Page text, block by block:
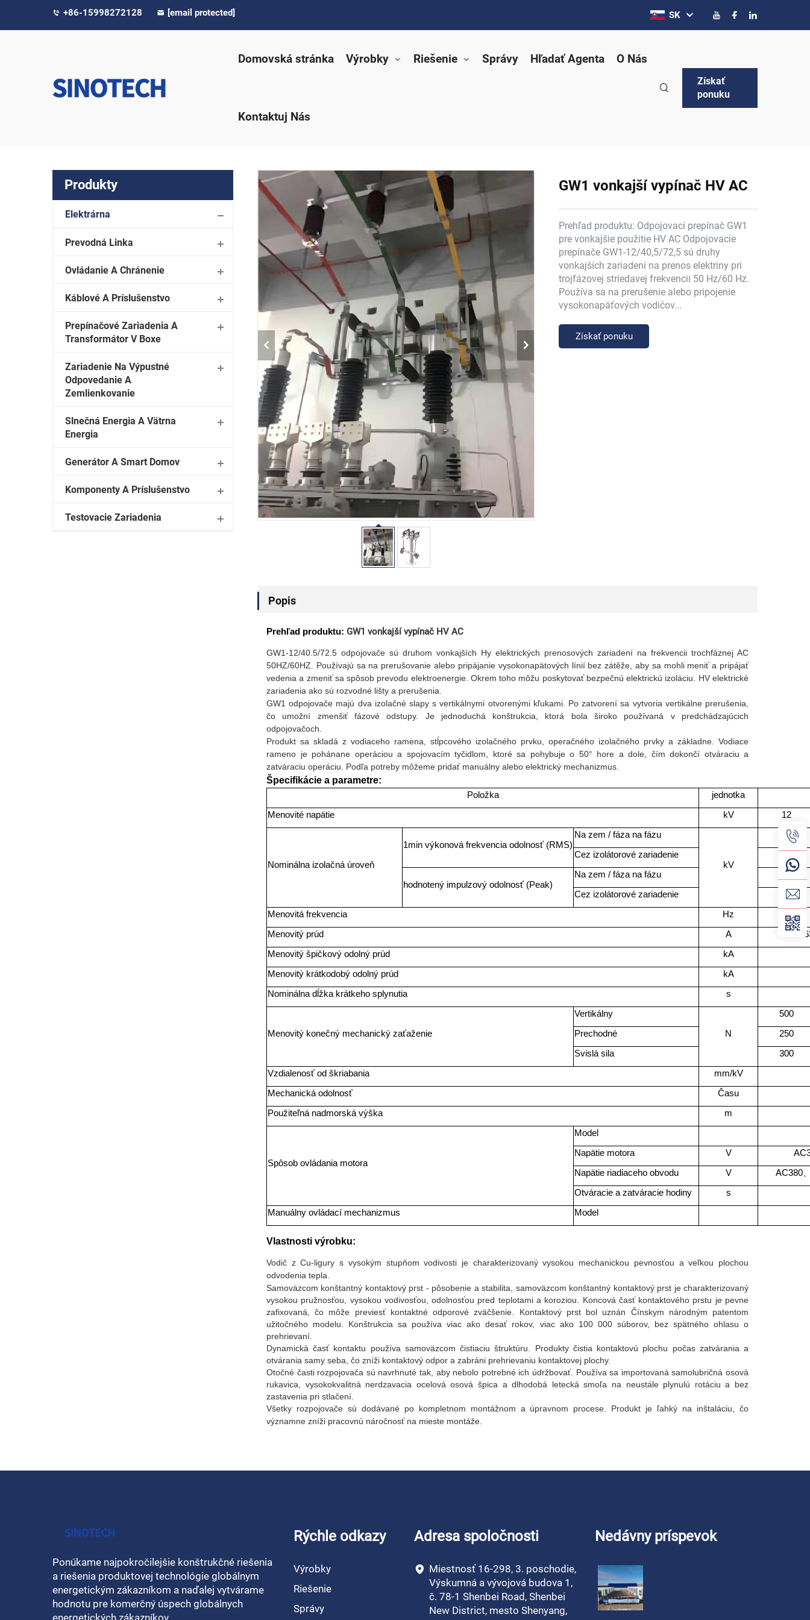
+86-15998272128 [email protected] SK
Domovská stránka Výrobky Riešenie Správy Hľadať Agenta O Nás
Kontaktuj Nás
Získať
ponuku
Produkty
Elektrárna
Prevodná Linka
Ovládanie A Chránenie
Káblové A Príslušenstvo
Prepínačové Zariadenia A
Transformátor V Boxe
Zariadenie Na Výpustné
Odpovedanie A
Zemlienkovanie
Slnečná Energia A Vätrna
Energia
Generátor A Smart Domov
Komponenty A Príslušenstvo
Testovacie Zariadenia
GW1 vonkajší vypínač HV AC
Prehľad produktu: Odpojovací prepínač GW1
pre vonkajšie použitie HV AC Odpojovacie
prepínače GW1-12/40,5/72,5 sú druhy
vonkajších zariadení na prenos elektriny pri
trojfázovej striedavej frekvencii 50 Hz/60 Hz.
Používa sa na prerušenie alebo pripojenie
vysokonapäťových vodičov...
Získať ponuku
Popis
Prehľad produktu: GW1 vonkajší vypínač HV AC
GW1-12/40.5/72.5 odpojovače sú druhom vonkajších Hy elektrických prenosových zariadení na frekvencii trochfáznej AC
50HZ/60HZ. Používajú sa na prerušovanie alebo pripájanie vysokonapätových línií bez zátěže, aby sa mohli meniť a pripájať
vedenia a zmeniť sa spôsob prevodu elektroenergie. Okrem toho môžu poskytovať bezpečnú elektrickú izoláciu. HV elektrické
zariadenia ako sú rozvodné lišty a prerušenia.
GW1 odpojovače majú dva izolačné slapy s vertikálnymi otvorenými kľukami. Po zatvorení sa vytvoria vertikálne prerušenia,
čo umožní zmenšiť fázové odstupy. Je jednoduchá konštrukcia, ktorá bola široko používaná v predchádzajúcich
odpojovačoch.
Produkt sa skladá z vodiaceho ramena, stĺpcového izolačného prvku, operačného izolačného prvkу a základne. Vodiace
rameno je pohánane operáciou a spojovacím tyčidlom, ktoré sa pohybuje o 50° hore a dole, čím dokončí otváraciu a
zatváraciu operáciu. Podľa potreby môžeme pridať manuálny alebo elektrický mechanizmus.
Špecifikácie a parametre:
Položka jednotka
Menovité napätie kV 12
Nominálna izolačná úroveň
1min výkonová frekvencia odolnosť (RMS)
Na zem / fáza na fázu
kV
55
Cez izolátorové zariadenie
hodnotený impulzový odolnosť (Peak)
Na zem / fáza na fázu 96
Cez izolátorové zariadenie 85
Menovitá frekvencia Hz
Menovitý prúd A
Menovitý špičkový odolný prúd kA
Menovitý krátkodobý odolný prúd kA
Nominálna dĺžka krátkeho splynutia s
Menovitý konečný mechanický zaťaženie
Vertikálny
N
500
Prechodné 250
Svislá sila 300
Vzdialenosť od škriabania mm/kV
Mechanická odolnosť Času
Použiteľná nadmorská výška m
Spôsob ovládania motora
Model
Napätie motora V
Napätie riadiaceho obvodu V AC380
Otváracie a zatváracie hodiny s
Manuálny ovládací mechanizmus Model
Vlastnosti výrobku:
Vodič z Cu-ligury s vysokým stupňom vodivosti je charakterizovaný vysokou mechanickou pevnosťou a veľkou plochou
odvodenia tepla.
Samoväzcom konštantný kontaktový prst - pôsobenie a stabilita, samoväzcom konštantný kontaktový prst je charakterizovaný
vysokou pružnosťou, vysokou vodivosťou, odolnosťou pred teplotami a koroziou. Koncová časť kontaktového prstu je pevne
zafixovaná, čo môže previesť kontaktné odporové zväčšenie. Kontaktový prst bol uznán Čínskym národným patentom
užitočného modelu. Konštrukcia sa používa viac ako desať rokov, viac ako 100 000 súborov, bez spätného ohlasu o
prehrievaní.
Dynamická časť kontaktu používa samoväzcom čistiaciu štruktúru. Produkty čistia kontaktovú plochu počas zatvárania a
otvárania samy seba, čo zníži kontaktový odpor a zabráni prehrievaniu kontaktovej plochy.
Otočné časti rozpojovača sú navrhnuté tak, aby nebolo potrebné ich údržbovať. Používa sa importovaná samolubričná osová
rukavica, vysokokvalitná nerdzavacia ocelová osová špica a dlhodobá letecká smoľa na neustále plynulú rotáciu a bez
zastavenia pri stlačení.
Všetky rozpojovače sú dodávané po kompletnom montážnom a úpravnom procese. Produkt je ľahký na inštaláciu, čo
významne zníži pracovnú náročnosť na mieste montáže.
Ponúkame najpokročilejšie konštrukčné riešenia
a riešenia produktovej technológie globálnym
energetickým zákazníkom a naďalej vytvárame
hodnotu pre komerčný úspech globálnych
energetických zákazníkov.
Rýchle odkazy
Výrobky
Riešenie
Správy
Adresa spoločnosti
Miestnosť 16-298, 3. poschodie,
Výskumná a vývojová budova 1,
č. 78-1 Shenbei Road, Shenbei
New District, mesto Shenyang,
Nedávny príspevok